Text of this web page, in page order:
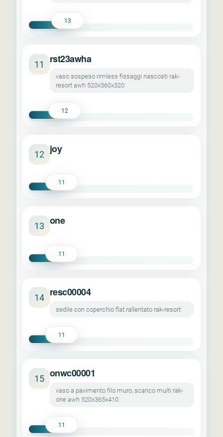
13
11 rst23awha
vaso sospeso rimless fissaggi nascosti rak-
resort awh 520x360x320
12
12 joy
11
13 one
11
14 resc00004
sedile con coperchio flat rallentato rak-resort
11
15 onwc00001
vaso a pavimento filo muro, scarico multi rak-
one awh 520x365x410
11